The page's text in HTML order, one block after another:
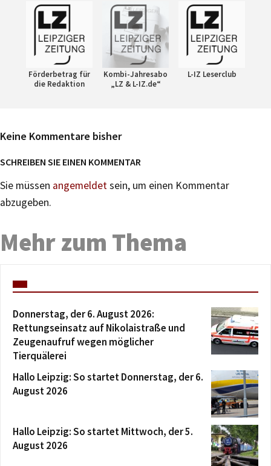
Förderbetrag für
die Redaktion
Kombi-Jahresabo
„LZ & L-IZ.de“
L-IZ Leserclub
Keine Kommentare bisher
SCHREIBEN SIE EINEN KOMMENTAR
Sie müssen angemeldetsein, um einen Kommentar
abzugeben.
Mehr zum Thema
Donnerstag, der 6. August 2026:
Rettungseinsatz auf Nikolaistraße und
Zeugenaufruf wegen möglicher
Tierquälerei
Hallo Leipzig: So startet Donnerstag, der 6.
August 2026
Hallo Leipzig: So startet Mittwoch, der 5.
August 2026